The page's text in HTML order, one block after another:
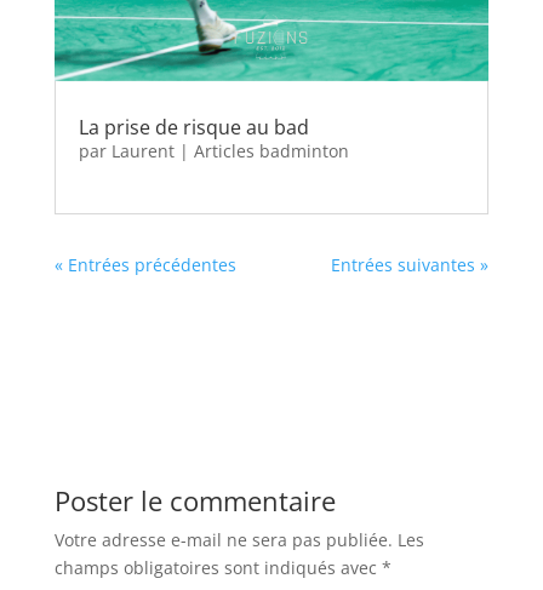
La prise de risque au bad
par Laurent| Articles badminton
« Entrées précédentes Entrées suivantes »
Poster le commentaire
Votre adresse e-mail ne sera pas publiée. Les
champs obligatoires sont indiqués avec *